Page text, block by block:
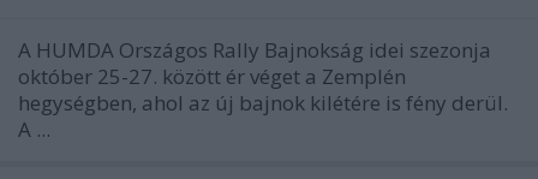
A HUMDA Országos Rally Bajnokság idei szezonja
október 25-27. között ér véget a Zemplén
hegységben, ahol az új bajnok kilétére is fény derül.
A ...